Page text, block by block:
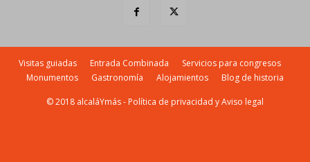
Visitas guiadas Entrada Combinada
Servicios para congresos
Monumentos
Gastronomía Alojamientos Blog de historia
© 2018 alcaláYmás - Política de privacidad y Aviso legal